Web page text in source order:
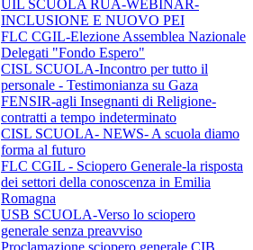
UIL SCUOLA RUA-WEBINAR-
INCLUSIONE E NUOVO PEI
FLC CGIL-Elezione Assemblea Nazionale
Delegati "Fondo Espero"
CISL SCUOLA-Incontro per tutto il
personale - Testimonianza su Gaza
FENSIR-agli Insegnanti di Religione-
contratti a tempo indeterminato
CISL SCUOLA- NEWS- A scuola diamo
forma al futuro
FLC CGIL - Sciopero Generale-la risposta
dei settori della conoscenza in Emilia
Romagna
USB SCUOLA-Verso lo sciopero
generale senza preavviso